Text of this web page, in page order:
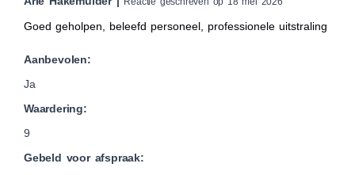
Goed geholpen, beleefd personeel, professionele uitstraling
Aanbevolen:
Ja
Waardering:
9
Gebeld voor afspraak: